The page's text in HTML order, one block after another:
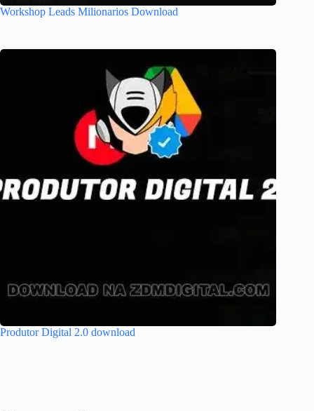
Workshop Leads Milionarios Download
Produtor Digital 2.0 download